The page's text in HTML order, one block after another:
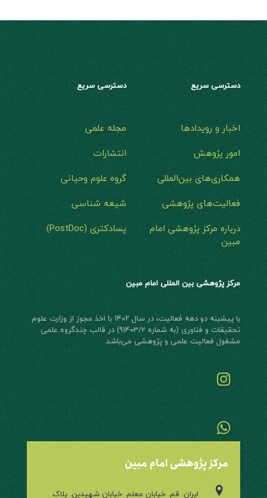
دسترسی سریع
اخبار و رویدادها
امور پژوهش
همکاری‌های بین‌المللی
فعالیت‌های پژوهشی
درباره مرکز پژوهشی امام
مبین
دسترسی سریع
مجله علمی
انتشارات
گروه علوم وحیانی
شیعه شناسی
پسادکتری (PostDoc)
مرکز پژوهشی بین المللی امام مبین
با پیشینه دو دهه فعالیت، در سال ۱۴۰۲ با اخذ مجوز از وزارت علوم
تحقیقات و فناوری (به شماره 91403/2) در قالب چند‌گروه علمی
مشغول فعالیت علمی و پژوهشی می‌باشد.
مرکز پژوهشی امام مبین
ایران. قم. خیابان معلم. خیابان شهیدین. پلاک